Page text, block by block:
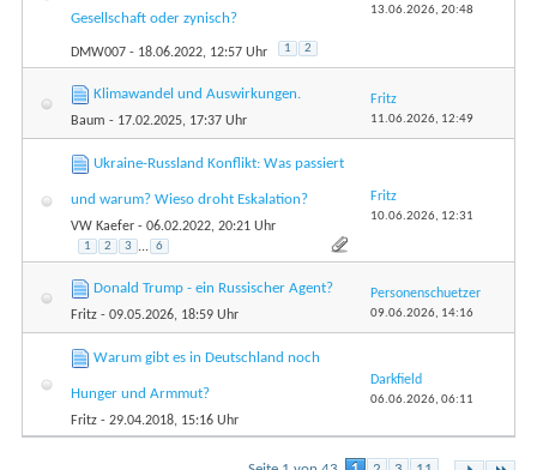
Gesellschaft oder zynisch?
DMW007 - 18.06.2022, 12:57 Uhr 1 2
13.06.2026, 20:48
Klimawandel und Auswirkungen.
Baum - 17.02.2025, 17:37 Uhr
Fritz
11.06.2026, 12:49
Ukraine-Russland Konflikt: Was passiert
und warum? Wieso droht Eskalation?
VW Kaefer - 06.02.2022, 20:21 Uhr
1 2 3 ... 6
Fritz
10.06.2026, 12:31
Donald Trump - ein Russischer Agent?
Fritz - 09.05.2026, 18:59 Uhr
Personenschuetzer
09.06.2026, 14:16
Warum gibt es in Deutschland noch
Hunger und Armmut?
Fritz - 29.04.2018, 15:16 Uhr
Darkfield
06.06.2026, 06:11